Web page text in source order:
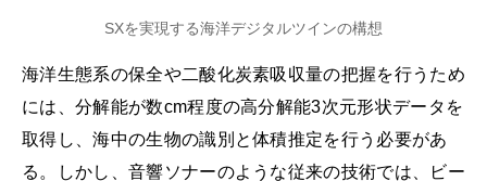
SXを実現する海洋デジタルツインの構想
海洋生態系の保全や二酸化炭素吸収量の把握を行うため
には、分解能が数cm程度の高分解能3次元形状データを
取得し、海中の生物の識別と体積推定を行う必要があ
る。しかし、音響ソナーのような従来の技術では、ビー